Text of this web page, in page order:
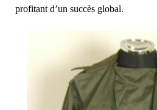
profitant d’un succès global.